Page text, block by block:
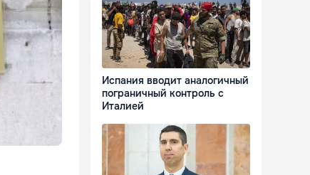
Испания вводит аналогичный
пограничный контроль с
Италией